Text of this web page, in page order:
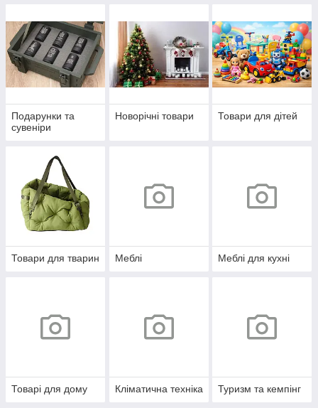
Подарунки та
сувеніри
Новорічні товари Товари для дітей
Товари для тварин Меблі Меблі для кухні
Товарі для дому Кліматична техніка Туризм та кемпінг